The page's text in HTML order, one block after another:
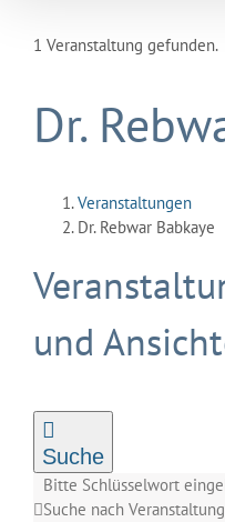
1 Veranstaltung gefunden.
Dr.
Veranstaltungen
Dr. Rebwar Babkaye
und
Suche
Bitte Schlüsselwort
Suche nach